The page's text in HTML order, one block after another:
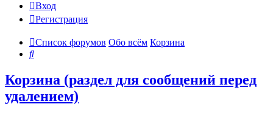
Вход
Регистрация
Список форумов Обо всём Корзина
Поиск
Корзина (раздел для сообщений перед
удалением)